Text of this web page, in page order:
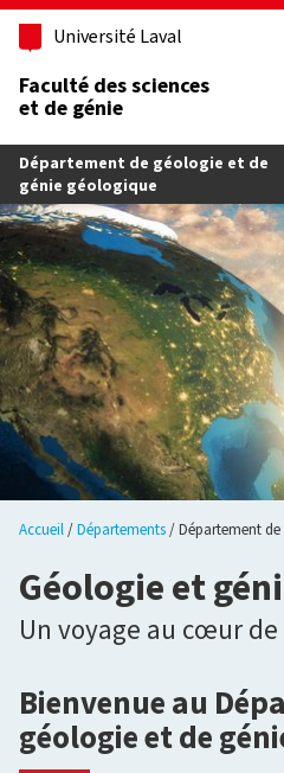
Université Laval
Faculté des sciences
et de génie
Département de géologie et de
génie géologique
Accueil Départements Département
Géologie et
Un voyage au cœur de
Bienvenue au
géologie et de